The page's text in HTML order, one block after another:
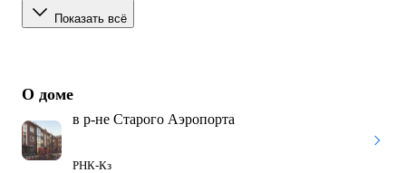
Показать всё
О доме
в р-не Старого Аэропорта
РНК-­Кз